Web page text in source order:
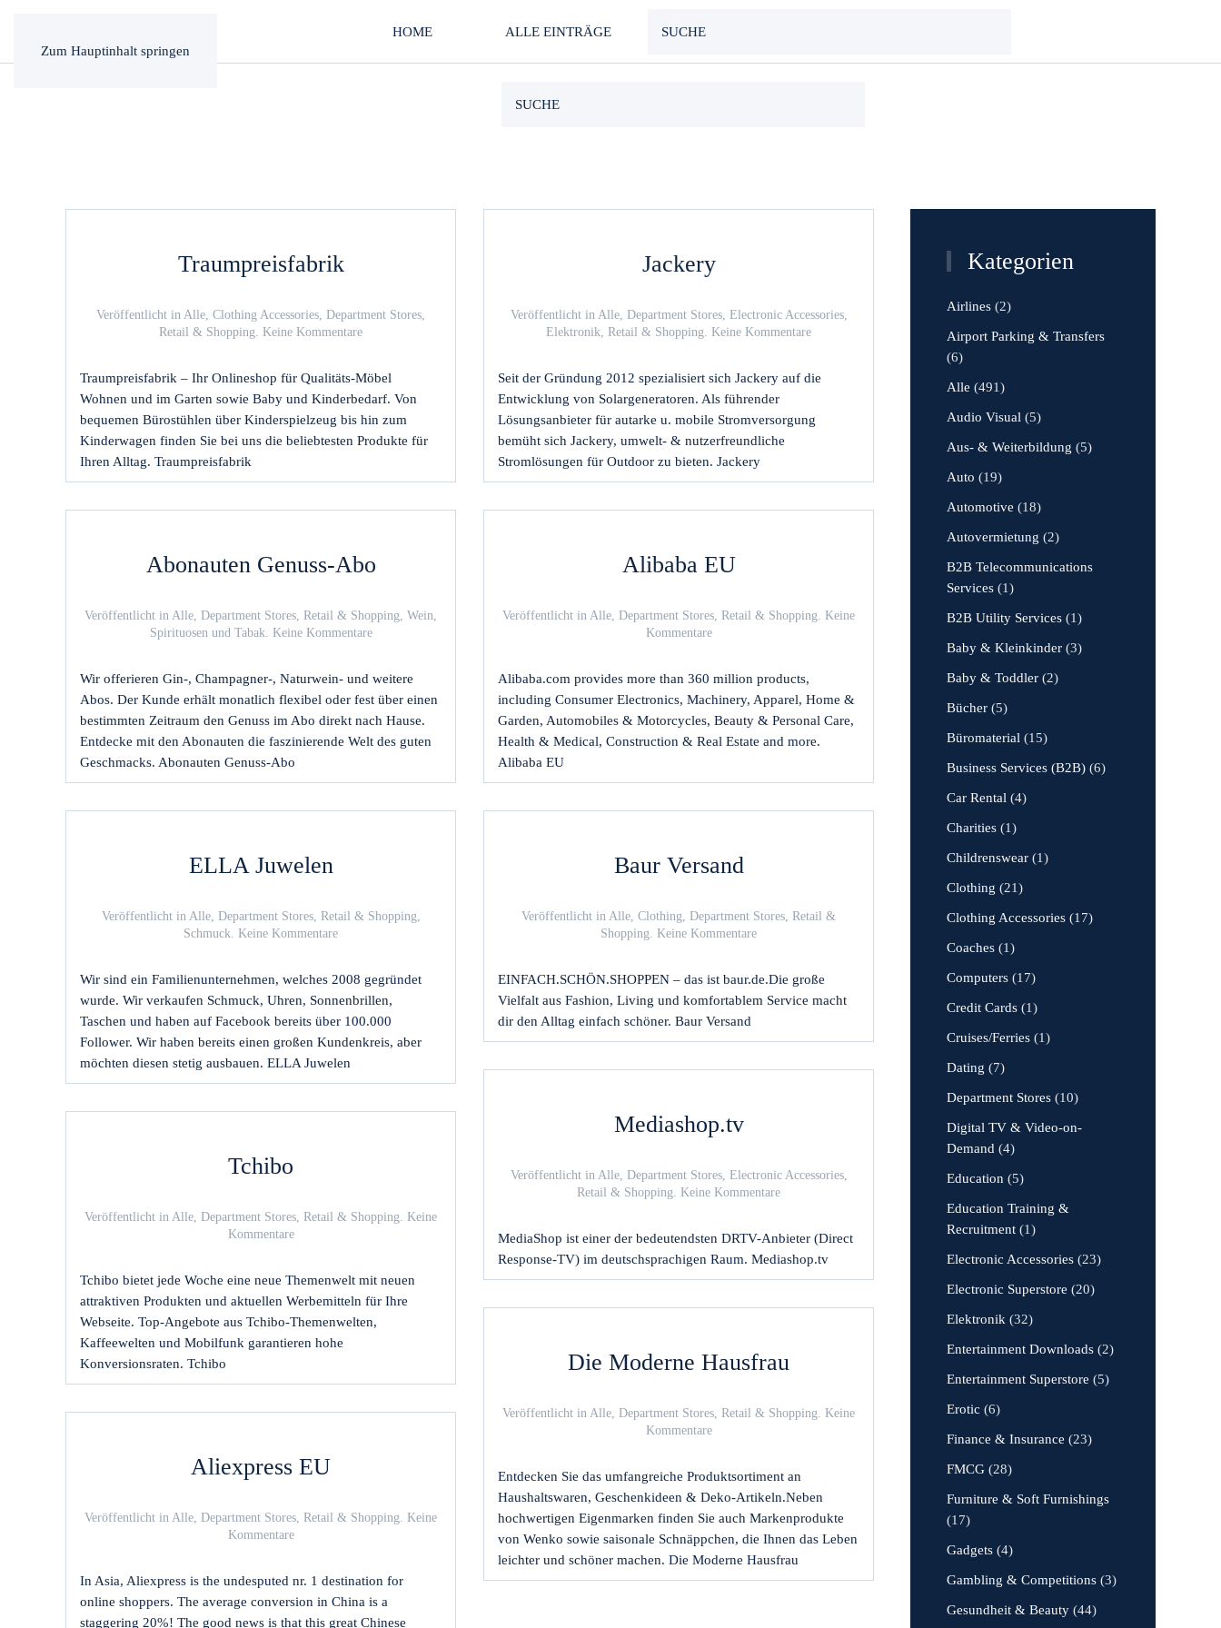
Zum Hauptinhalt springen
HOME ALLE EINTRÄGE
Traumpreisfabrik
Veröffentlicht in Alle, Clothing Accessories, Department Stores,
Retail & Shopping. Keine Kommentarezu
Traumpreisfabrik – Ihr Onlineshop für Qualitäts-Möbel
Wohnen und im Garten sowie Baby und Kinderbedarf. Von
bequemen Bürostühlen über Kinderspielzeug bis hin zum
Kinderwagen finden Sie bei uns die beliebtesten Produkte für
Ihren Alltag. Traumpreisfabrik
Jackery
Veröffentlicht in Alle, Department Stores, Electronic Accessories,
Elektronik, Retail & Shopping. Keine Kommentarezu
Seit der Gründung 2012 spezialisiert sich Jackery auf die
Entwicklung von Solargeneratoren. Als führender
Lösungsanbieter für autarke u. mobile Stromversorgung
bemüht sich Jackery, umwelt- & nutzerfreundliche
Stromlösungen für Outdoor zu bieten. Jackery
Abonauten Genuss-Abo
Veröffentlicht in Alle, Department Stores, Retail & Shopping, Wein,
Spirituosen und Tabak. Keine Kommentarezu
Abo
Wir offerieren Gin-, Champagner-, Naturwein- und weitere
Abos. Der Kunde erhält monatlich flexibel oder fest über einen
bestimmten Zeitraum den Genuss im Abo direkt nach Hause.
Entdecke mit den Abonauten die faszinierende Welt des guten
Geschmacks. Abonauten Genuss-Abo
Alibaba EU
Veröffentlicht in Alle, Department Stores, Retail & Shopping. Keine
Kommentarezu
Alibaba.com provides more than 360 million products,
including Consumer Electronics, Machinery, Apparel, Home &
Garden, Automobiles & Motorcycles, Beauty & Personal Care,
Health & Medical, Construction & Real Estate and more.
Alibaba EU
ELLA Juwelen
Veröffentlicht in Alle, Department Stores, Retail & Shopping,
Schmuck. Keine Kommentarezu
Wir sind ein Familienunternehmen, welches 2008 gegründet
wurde. Wir verkaufen Schmuck, Uhren, Sonnenbrillen,
Taschen und haben auf Facebook bereits über 100.000
Follower. Wir haben bereits einen großen Kundenkreis, aber
möchten diesen stetig ausbauen. ELLA Juwelen
Baur Versand
Veröffentlicht in Alle, Clothing, Department Stores, Retail &
Shopping. Keine Kommentarezu
EINFACH.SCHÖN.SHOPPEN – das ist baur.de.Die große
Vielfalt aus Fashion, Living und komfortablem Service macht
dir den Alltag einfach schöner. Baur Versand
Mediashop.tv
Veröffentlicht in Alle, Department Stores, Electronic Accessories,
Retail & Shopping. Keine Kommentarezu
MediaShop ist einer der bedeutendsten DRTV-Anbieter (Direct
Response-TV) im deutschsprachigen Raum. Mediashop.tv
Tchibo
Veröffentlicht in Alle, Department Stores, Retail & Shopping. Keine
Kommentarezu
Tchibo bietet jede Woche eine neue Themenwelt mit neuen
attraktiven Produkten und aktuellen Werbemitteln für Ihre
Webseite. Top-Angebote aus Tchibo-Themenwelten,
Kaffeewelten und Mobilfunk garantieren hohe
Konversionsraten. Tchibo
Die Moderne Hausfrau
Veröffentlicht in Alle, Department Stores, Retail & Shopping. Keine
Kommentarezu
Hausfrau
Entdecken Sie das umfangreiche Produktsortiment an
Haushaltswaren, Geschenkideen & Deko-Artikeln.Neben
hochwertigen Eigenmarken finden Sie auch Markenprodukte
von Wenko sowie saisonale Schnäppchen, die Ihnen das Leben
leichter und schöner machen. Die Moderne Hausfrau
Aliexpress EU
Veröffentlicht in Alle, Department Stores, Retail & Shopping. Keine
Kommentarezu
In Asia, Aliexpress is the undesputed nr. 1 destination for
online shoppers. The average conversion in China is a
staggering 20%! The good news is that this great Chinese
Kategorien
Airlines (2)
Airport Parking & Transfers
(6)
Alle (491)
Audio Visual (5)
Aus- & Weiterbildung (5)
Auto (19)
Automotive (18)
Autovermietung (2)
B2B Telecommunications
Services (1)
B2B Utility Services (1)
Baby & Kleinkinder (3)
Baby & Toddler (2)
Bücher (5)
Büromaterial (15)
Business Services (B2B) (6)
Car Rental (4)
Charities (1)
Childrenswear (1)
Clothing (21)
Clothing Accessories (17)
Coaches (1)
Computers (17)
Credit Cards (1)
Cruises/Ferries (1)
Dating (7)
Department Stores (10)
Digital TV & Video-on-
Demand (4)
Education (5)
Education Training &
Recruitment (1)
Electronic Accessories (23)
Electronic Superstore (20)
Elektronik (32)
Entertainment Downloads (2)
Entertainment Superstore (5)
Erotic (6)
Finance & Insurance (23)
FMCG (28)
Furniture & Soft Furnishings
(17)
Gadgets (4)
Gambling & Competitions (3)
Gesundheit & Beauty (44)